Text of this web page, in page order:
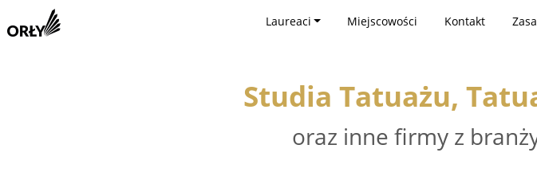
Laureaci Miejscowości Kontakt
Studia Tatuażu,
oraz inne firmy z